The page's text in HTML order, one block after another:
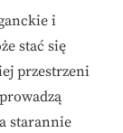
i
stać się
przestrzeni
starannie